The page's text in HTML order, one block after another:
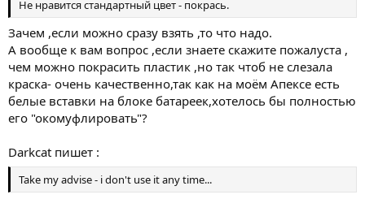
Не нравится стандартный цвет - покрась.
Зачем ,если можно сразу взять ,то что надо.
А вообще к вам вопрос ,если знаете скажите пожалуста ,
чем можно покрасить пластик ,но так чтоб не слезала
краска- очень качественно,так как на моём Апексе есть
белые вставки на блоке батареек,хотелось бы полностью
его "окомуфлировать"?
Darkcat пишет :
Take my advise - i don't use it any time...